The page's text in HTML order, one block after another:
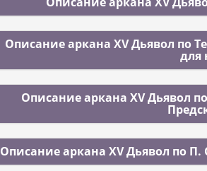
Описание аркана XV Дьявол по
для
Описание аркана XV Дьявол
Описание аркана XV Дьявол по